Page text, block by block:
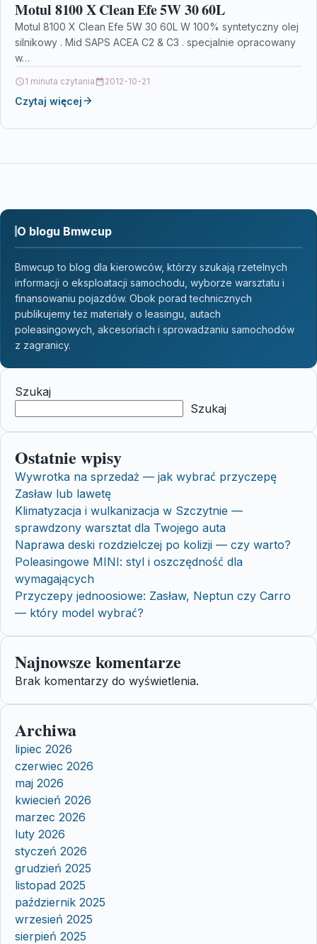
Motul 8100 X Clean Efe 5W 30 60L
Motul 8100 X Clean Efe 5W 30 60L W 100% syntetyczny olej
silnikowy . Mid SAPS ACEA C2 & C3 . specjalnie opracowany
w…
1 minuta czytania 2012-10-21
Czytaj więcej
O blogu Bmwcup
Bmwcup to blog dla kierowców, którzy szukają rzetelnych
informacji o eksploatacji samochodu, wyborze warsztatu i
finansowaniu pojazdów. Obok porad technicznych
publikujemy też materiały o leasingu, autach
poleasingowych, akcesoriach i sprowadzaniu samochodów
z zagranicy.
Szukaj
Szukaj
Ostatnie wpisy
Wywrotka na sprzedaż — jak wybrać przyczepę
Zasław lub lawetę
Klimatyzacja i wulkanizacja w Szczytnie —
sprawdzony warsztat dla Twojego auta
Naprawa deski rozdzielczej po kolizji — czy warto?
Poleasingowe MINI: styl i oszczędność dla
wymagających
Przyczepy jednoosiowe: Zasław, Neptun czy Carro
— który model wybrać?
Najnowsze komentarze
Brak komentarzy do wyświetlenia.
Archiwa
lipiec 2026
czerwiec 2026
maj 2026
kwiecień 2026
marzec 2026
luty 2026
styczeń 2026
grudzień 2025
listopad 2025
październik 2025
wrzesień 2025
sierpień 2025